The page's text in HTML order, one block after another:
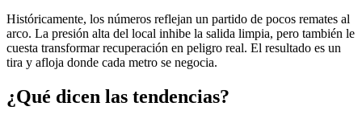
Históricamente, los números reflejan un partido de pocos remates al
arco. La presión alta del local inhibe la salida limpia, pero también le
cuesta transformar recuperación en peligro real. El resultado es un
tira y afloja donde cada metro se negocia.
¿Qué dicen las tendencias?